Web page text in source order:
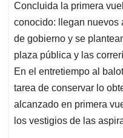
Concluida la primera
conocido: llegan nuevos
de gobierno y se
plaza pública y las
En el entretiempo al
tarea de conservar lo
alcanzado en primera
los vestigios de las